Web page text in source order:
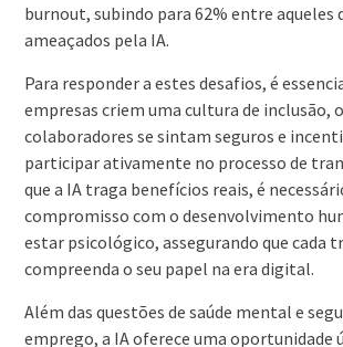
burnout, subindo para 62% entre aqueles
ameaçados pela IA.
Para responder a estes desafios, é
empresas criem uma cultura de inclusão,
colaboradores se sintam seguros e
participar ativamente no processo de
que a IA traga benefícios reais, é
compromisso com o desenvolvimento
estar psicológico, assegurando que cada
compreenda o seu papel na era digital.
Além das questões de saúde mental e
emprego, a IA oferece uma oportunidade